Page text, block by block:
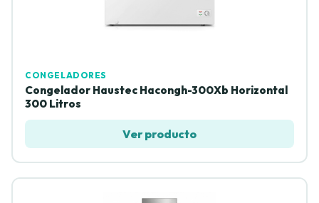
CONGELADORES
Congelador Haustec Hacongh-300Xb Horizontal
300 Litros
Ver producto